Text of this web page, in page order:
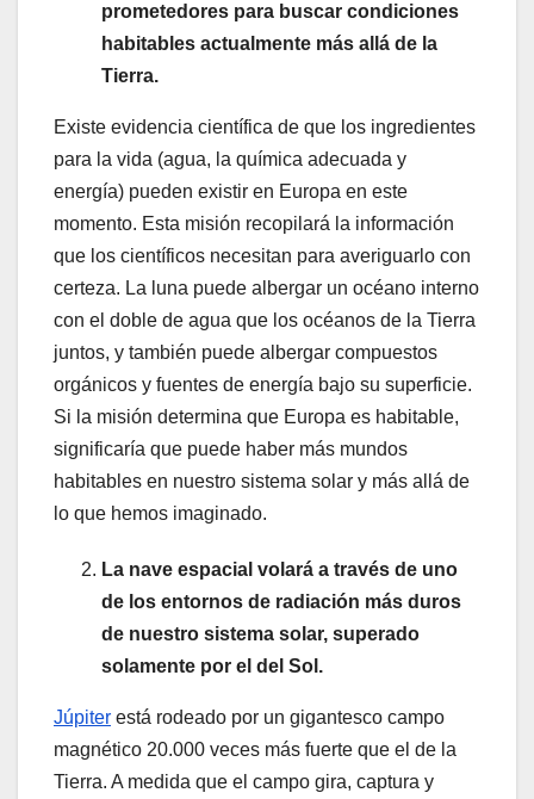
prometedores para buscar condiciones
habitables actualmente más allá de la
Tierra.
Existe evidencia científica de que los ingredientes
para la vida (agua, la química adecuada y
energía) pueden existir en Europa en este
momento. Esta misión recopilará la información
que los científicos necesitan para averiguarlo con
certeza. La luna puede albergar un océano interno
con el doble de agua que los océanos de la Tierra
juntos, y también puede albergar compuestos
orgánicos y fuentes de energía bajo su superficie.
Si la misión determina que Europa es habitable,
significaría que puede haber más mundos
habitables en nuestro sistema solar y más allá de
lo que hemos imaginado.
La nave espacial volará a través de uno
de los entornos de radiación más duros
de nuestro sistema solar, superado
solamente por el del Sol.
Júpiter está rodeado por un gigantesco campo
magnético 20.000 veces más fuerte que el de la
Tierra. A medida que el campo gira, captura y